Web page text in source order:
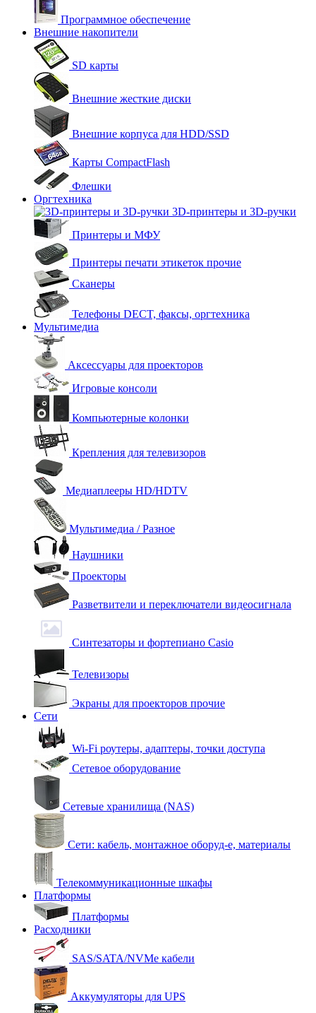
Программное обеспечение
Внешние накопители
SD карты
Внешние жесткие диски
Внешние корпуса для HDD/SSD
Карты CompactFlash
Флешки
Оргтехника
3D-принтеры и 3D-ручки
Принтеры и МФУ
Принтеры печати этикеток прочие
Сканеры
Телефоны DECT, факсы, оргтехника
Мультимедиа
Аксессуары для проекторов
Игровые консоли
Компьютерные колонки
Крепления для телевизоров
Медиаплееры HD/HDTV
Мультимедиа / Разное
Наушники
Проекторы
Разветвители и переключатели видеосигнала
Синтезаторы и фортепиано Casio
Телевизоры
Экраны для проекторов прочие
Сети
Wi-Fi роутеры, адаптеры, точки доступа
Сетевое оборудование
Сетевые хранилища (NAS)
Сети: кабель, монтажное оборуд-е, материалы
Телекоммуникационные шкафы
Платформы
Платформы
Расходники
SAS/SATA/NVMe кабели
Аккумуляторы для UPS